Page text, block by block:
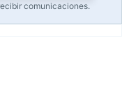
comunicaciones.